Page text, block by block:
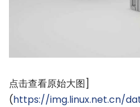
点击查看原始大图]
(https://img.linux.net.cn/